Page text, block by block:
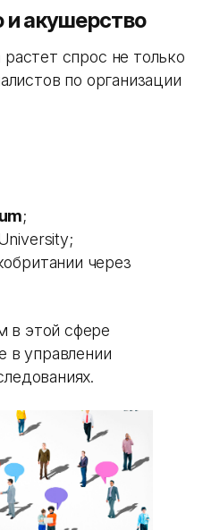
и акушерство
спрос не только
по организации
;
через
в этой сфере
в управлении